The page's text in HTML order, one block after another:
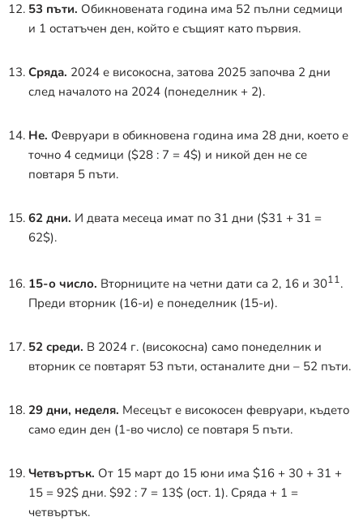
53 пъти. Обикновената година има 52 пълни седмици
и 1 остатъчен ден, който е същият като първия.
Сряда. 2024 е високосна, затова 2025 започва 2 дни
след началото на 2024 (понеделник + 2).
Не. Февруари в обикновена година има 28 дни, което е
точно 4 седмици ($28 : 7 = 4$) и никой ден не се
повтаря 5 пъти.
62 дни. И двата месеца имат по 31 дни ($31 + 31 =
62$).
15-о число. Вторниците на четни дати са 2, 16 и 3011.
Преди вторник (16-и) е понеделник (15-и).
52 среди. В 2024 г. (високосна) само понеделник и
вторник се повтарят 53 пъти, останалите дни – 52 пъти.
29 дни, неделя. Месецът е високосен февруари, където
само един ден (1-во число) се повтаря 5 пъти.
Четвъртък. От 15 март до 15 юни има $16 + 30 + 31 +
15 = 92$ дни. $92 : 7 = 13$ (ост. 1). Сряда + 1 =
четвъртък.